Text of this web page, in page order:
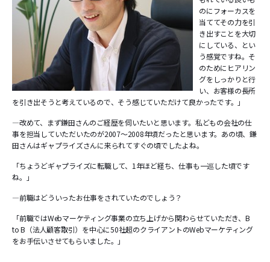
のにフォーカスを
当ててその力を引
き出すことを大切
にしている、とい
う感覚ですね。そ
のためにヒアリン
グをしっかりと行
い、お客様の長所
を引き出そうと考えているので、そう感じていただけて良かったです。」
―改めて、まず鎌田さんのご経歴を伺いたいと思います。私どもの会社の仕
事を担当していただいたのが2007～2008年頃だったと思います。あの頃、鎌
田さんはギャプライズさんに来られてすぐの頃でしたよね。
「ちょうどギャプライズに転職して、1年ほど経ち、仕事も一巡した頃です
ね。」
―前職はどういったお仕事をされていたのでしょう？
「前職ではWebマーケティング事業の立ち上げから関わらせていただき、B
to B（法人顧客取引）を中心に50社超のクライアントのWebマーケティング
をお手伝いさせてもらいました。」